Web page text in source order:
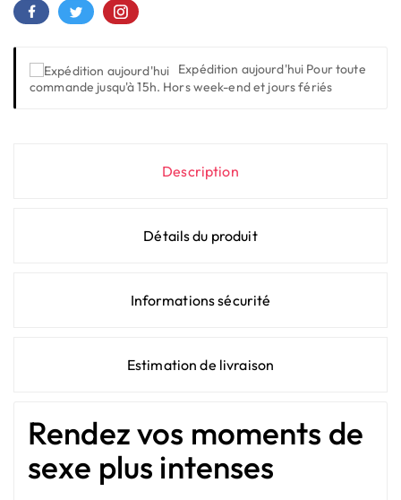
Expédition aujourd'hui Pour toute
commande jusqu'à 15h. Hors week-end et jours fériés
Description
Détails du produit
Informations sécurité
Estimation de livraison
Rendez vos moments de
sexe plus intenses